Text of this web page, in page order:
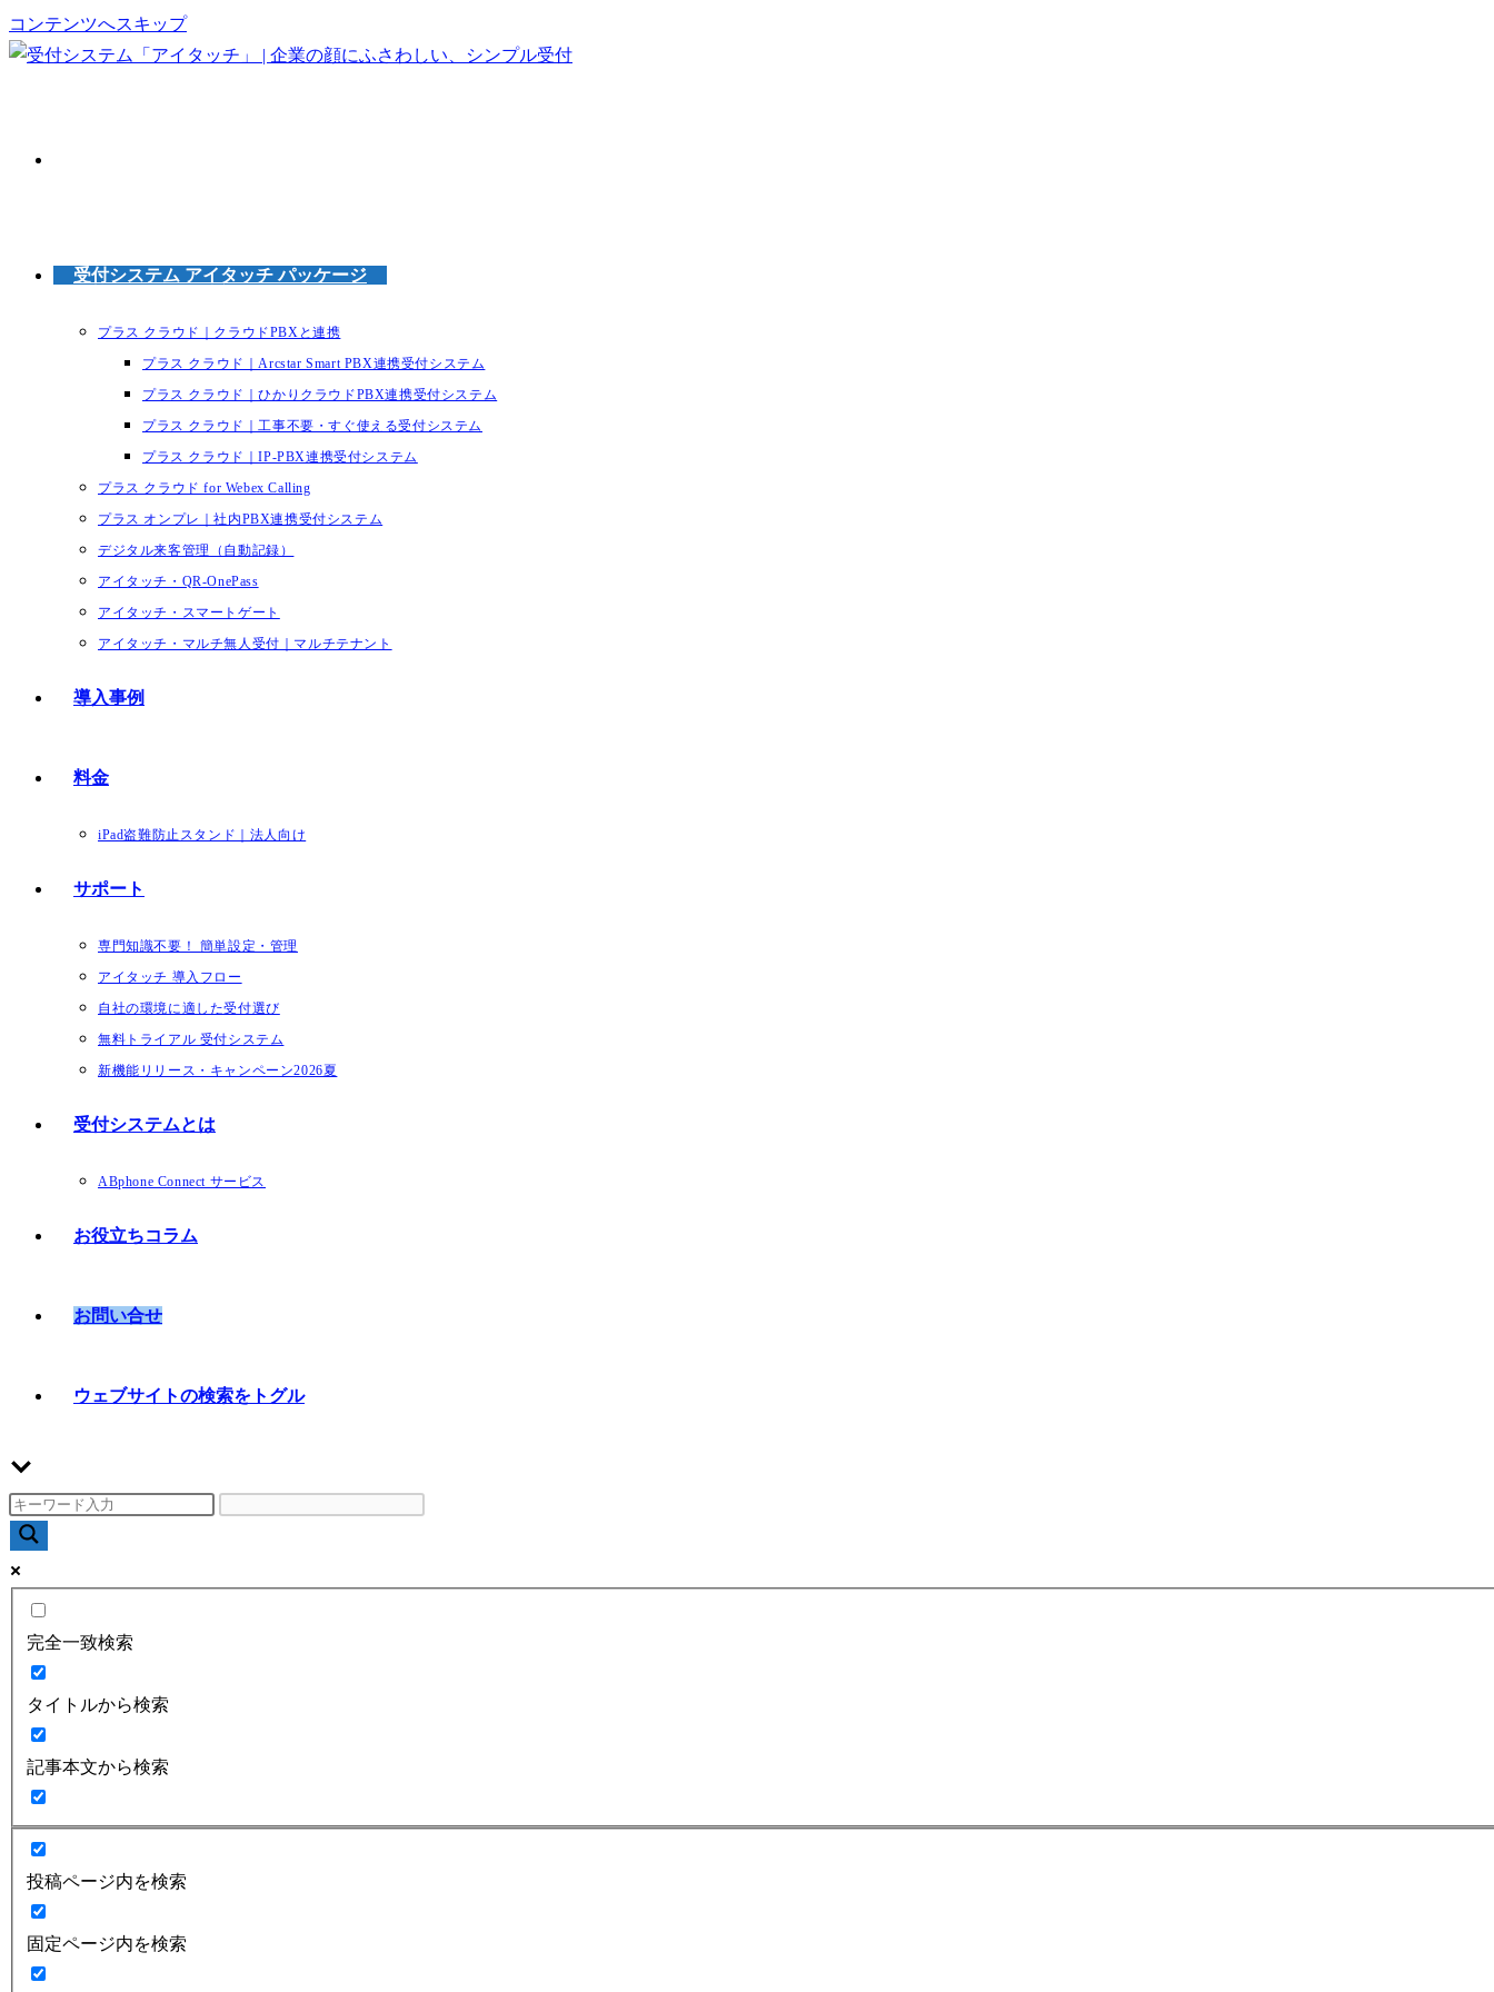
コンテンツへスキップ
受付システム アイタッチ パッケージ
プラス クラウド｜クラウドPBXと連携
プラス クラウド｜Arcstar Smart PBX連携受付システム
プラス クラウド｜ひかりクラウドPBX連携受付システム
プラス クラウド｜工事不要・すぐ使える受付システム
プラス クラウド｜IP-PBX連携受付システム
プラス クラウド for Webex Calling
プラス オンプレ｜社内PBX連携受付システム
デジタル来客管理（自動記録）
アイタッチ・QR-OnePass
アイタッチ・スマートゲート
アイタッチ・マルチ無人受付｜マルチテナント
導入事例
料金
iPad盗難防止スタンド｜法人向け
サポート
専門知識不要！ 簡単設定・管理
アイタッチ 導入フロー
自社の環境に適した受付選び
無料トライアル 受付システム
新機能リリース・キャンペーン2026夏
受付システムとは
ABphone Connect サービス
お役立ちコラム
お問い合せ
ウェブサイトの検索をトグル
完全一致検索
タイトルから検索
記事本文から検索
投稿ページ内を検索
固定ページ内を検索